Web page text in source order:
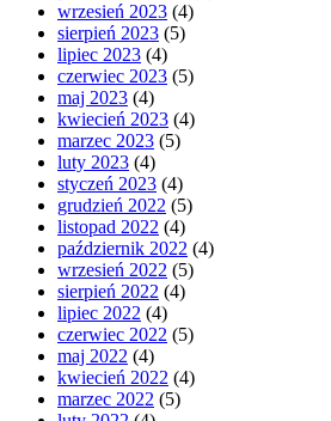
wrzesień 2023 (4)
sierpień 2023 (5)
lipiec 2023 (4)
czerwiec 2023 (5)
maj 2023 (4)
kwiecień 2023 (4)
marzec 2023 (5)
luty 2023 (4)
styczeń 2023 (4)
grudzień 2022 (5)
listopad 2022 (4)
październik 2022 (4)
wrzesień 2022 (5)
sierpień 2022 (4)
lipiec 2022 (4)
czerwiec 2022 (5)
maj 2022 (4)
kwiecień 2022 (4)
marzec 2022 (5)